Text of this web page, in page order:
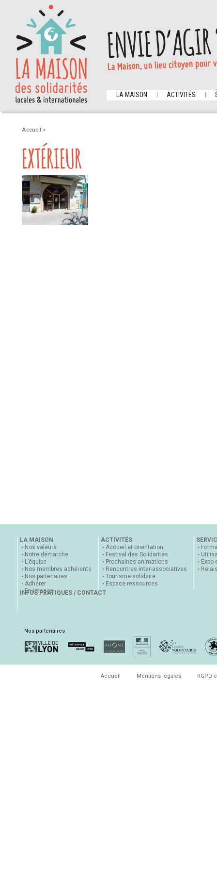
ENVIE
La Maison, un lieu citoyen
LA MAISON ACTIVITÉS
Accueil >
EXTÉRIEUR
LA MAISON
Nos valeurs
Notre démarche
L’équipe
Nos membres adhérents
Nos partenaires
Adhérer
En images
ACTIVITÉS
Accueil et orientation
Festival des Solidarités
Prochaines animations
Rencontres inter-associatives
Tourisme solidaire
Espace ressources
Expo
INFOS PRATIQUES / CONTACT
Nos partenaires
Accueil Mentions légales RGPD